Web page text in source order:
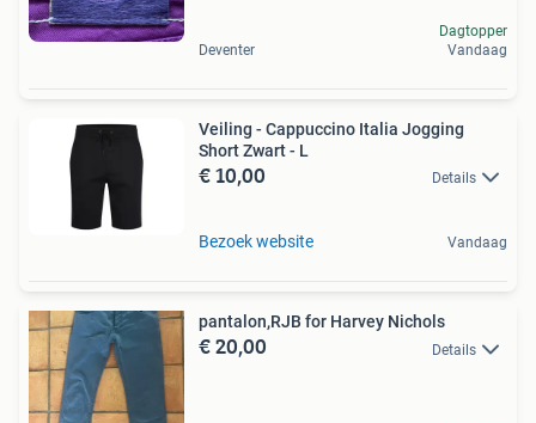
Deventer
Dagtopper
Vandaag
Veiling - Cappuccino Italia Jogging
Short Zwart - L
€ 10,00 Details
Bezoek website Vandaag
pantalon,RJB for Harvey Nichols
€ 20,00 Details